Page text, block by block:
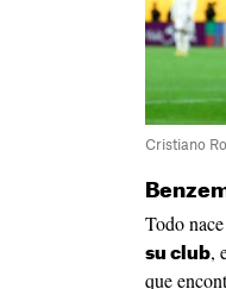
Cristiano
Todo
su club,
que